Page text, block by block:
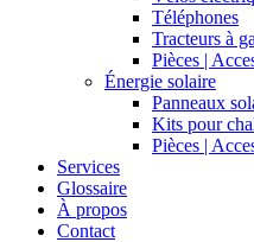
Téléphones
Tracteurs à
Pièces |
Énergie solaire
Panneaux
Kits pour
Pièces |
Services
Glossaire
À propos
Contact